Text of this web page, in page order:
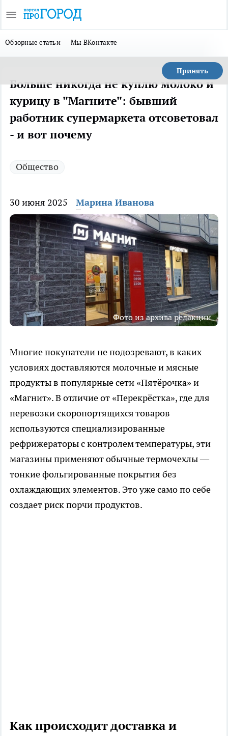
Обзорные статьи Мы ВКонтакте
Принять
Больше никогда не куплю молоко и
курицу в "Магните": бывший
работник супермаркета отсоветовал
- и вот почему
Общество
30 июня 2025 Марина Иванова
Фото из архива редакции
Многие покупатели не подозревают, в каких
условиях доставляются молочные и мясные
продукты в популярные сети «Пятёрочка» и
«Магнит». В отличие от «Перекрёстка», где для
перевозки скоропортящихся товаров
используются специализированные
рефрижераторы с контролем температуры, эти
магазины применяют обычные термочехлы —
тонкие фольгированные покрытия без
охлаждающих элементов. Это уже само по себе
создает риск порчи продуктов.
Как происходит доставка и